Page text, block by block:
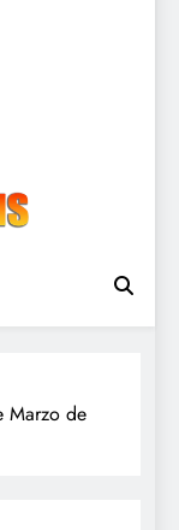
Marzo de